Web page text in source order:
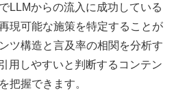
LLMからの流入に成功している
現可能な施策を特定することが
ツ構造と言及率の相関を分析す
用しやすいと判断するコンテン
把握できます。